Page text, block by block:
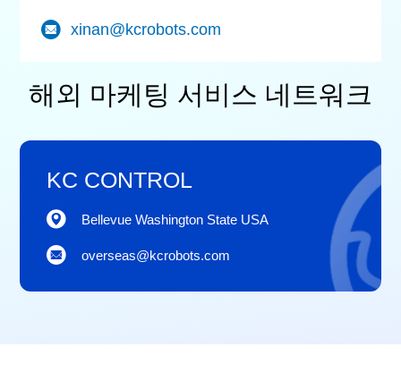
xinan@kcrobots.com
해외 마케팅 서비스 네트워크
KC CONTROL
Bellevue Washington State USA
overseas@kcrobots.com